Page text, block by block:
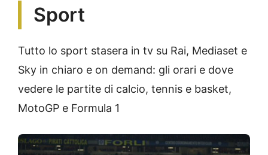
Sport
Tutto lo sport stasera in tv su Rai, Mediaset e
Sky in chiaro e on demand: gli orari e dove
vedere le partite di calcio, tennis e basket,
MotoGP e Formula 1